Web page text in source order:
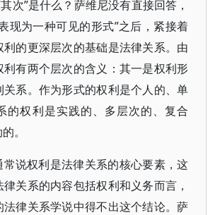
次”是什么？萨维尼没有直接回答，
现为一种可见的形式”之后，紧接着
的更深层次的基础是法律关系。由
利有两个层次的含义：其一是权利形
系。作为形式的权利是个人的、单
的权利是实践的、多层次的、复合
。
常说权利是法律关系的核心要素，这
关系的内容包括权利和义务而言，
律关系学说中得不出这个结论。萨